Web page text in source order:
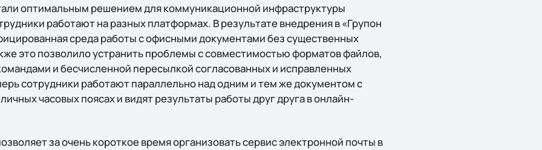
оптимальным решением для коммуникационной инфраструктуры
работают на разных платформах. В результате внедрения в «Групон
среда работы с офисными документами без существенных
это позволило устранить проблемы с совместимостью форматов файлов,
и бесчисленной пересылкой согласованных и исправленных
сотрудники работают параллельно над одним и тем же документом с
часовых поясах и видят результаты работы друг друга в онлайн-
за очень короткое время организовать сервис электронной почты в